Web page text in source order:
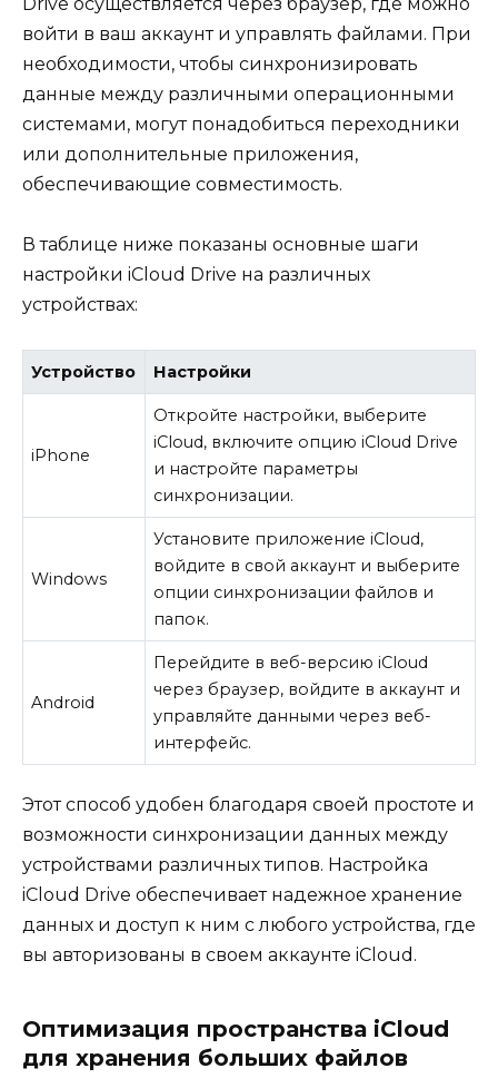
войти в ваш аккаунт и управлять файлами. При
необходимости, чтобы синхронизировать
данные между различными операционными
системами, могут понадобиться переходники
или дополнительные приложения,
обеспечивающие совместимость.
В таблице ниже показаны основные шаги
настройки iCloud Drive на различных
устройствах:
Устройство Настройки
iPhone
Откройте настройки, выберите
iCloud, включите опцию iCloud Drive
и настройте параметры
синхронизации.
Windows
Установите приложение iCloud,
войдите в свой аккаунт и выберите
опции синхронизации файлов и
папок.
Android
Перейдите в веб-версию iCloud
через браузер, войдите в аккаунт и
управляйте данными через веб-
интерфейс.
Этот способ удобен благодаря своей простоте и
возможности синхронизации данных между
устройствами различных типов. Настройка
iCloud Drive обеспечивает надежное хранение
данных и доступ к ним с любого устройства, где
вы авторизованы в своем аккаунте iCloud.
Оптимизация пространства iCloud
для хранения больших файлов